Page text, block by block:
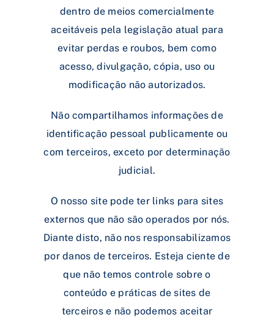
dentro de meios comercialmente
aceitáveis pela legislação atual ​​para
evitar perdas e roubos, bem como
acesso, divulgação, cópia, uso ou
modificação não autorizados.
Não compartilhamos informações de
identificação pessoal publicamente ou
com terceiros, exceto por determinação
judicial.
O nosso site pode ter links para sites
externos que não são operados por nós.
Diante disto, não nos responsabilizamos
por danos de terceiros. Esteja ciente de
que não temos controle sobre o
conteúdo e práticas de sites de
terceiros e não podemos aceitar